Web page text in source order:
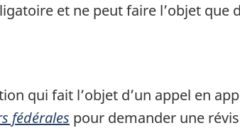
et ne peut faire l’objet que
qui fait l’objet d’un appel en
fédérales pour demander une